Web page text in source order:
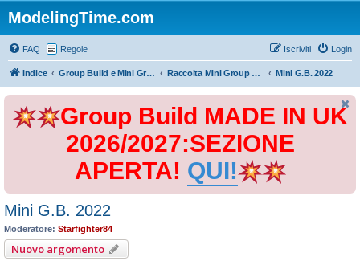
ModelingTime.com
FAQ Regole Login
Iscriviti
Indice Group Build e Mini Group Build Raccolta Mini Group Build Mini G.B. 2022
Group Build MADE IN UK
2026/2027:SEZIONE
APERTA! QUI!
Mini G.B. 2022
Moderatore: Starfighter84
Nuovo argomento